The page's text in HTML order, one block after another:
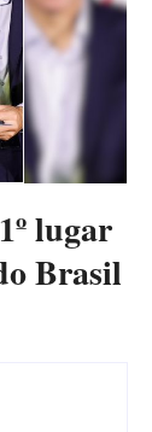
lugar
Brasil